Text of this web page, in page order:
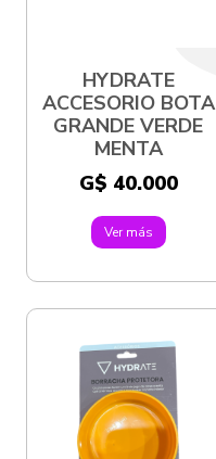
HYDRATE
ACCESORIO BOTA
GRANDE VERDE
MENTA
G$ 40.000
Ver más